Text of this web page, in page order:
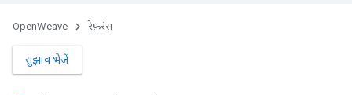
OpenWeave रेफ़रंस
सुझाव भेजें